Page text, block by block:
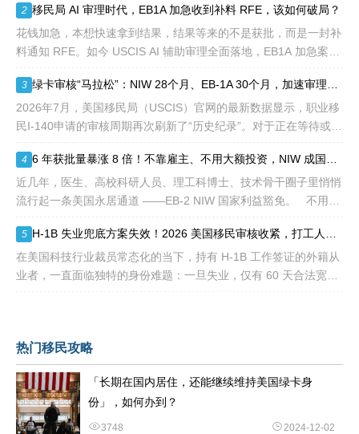
等的限制，所以也愈来愈受
到中国杰出人才的青睐。
2 移民局 AI 审理时代，EB1A 加急收到补料 RFE，该如何破局？
花钱加急，本想快速拿到结果，结果等来的不是获批，而是一封补
料通知 RFE。如今 USCIS AI 辅助审理全面落地，EB1A 加急案件
3
2026年7月，美国移民局（USCIS）官网的最新数据显示，职业移
民I-140申请的审核周期再次刷新了“历史纪录”。对于正在等待或计
说，这
4
近几年，医生、高校科研人员、理工科博士、技术骨干圈子里悄悄
流行起一条美国永居通道 ——EB-2 NIW 国家利益豁免。 不用提
5
在美国科技行业裁员常态化的当下，持有 H-1B 工作签证的外籍从
业者，一直面临独特的身份难题：一旦失业，仅有 60 天合法宽限
热门移民攻略
「长期在国内居住，还能继续维持美国绿卡身
份」，如何办到？
3748 2024-12-02